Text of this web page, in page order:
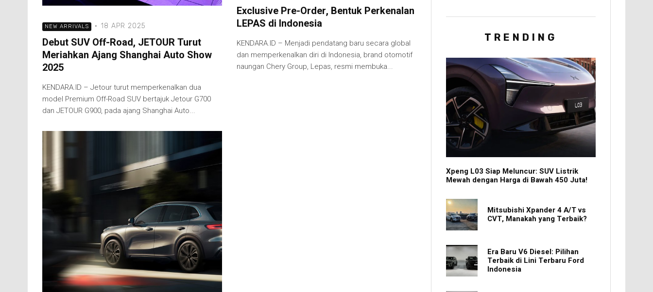
NEW ARRIVALS · 18 APR 2025
Debut SUV Off-Road, JETOUR Turut
Meriahkan Ajang Shanghai Auto Show
2025
KENDARA.ID – Jetour turut memperkenalkan dua
model Premium Off-Road SUV bertajuk Jetour G700
dan JETOUR G900, pada ajang Shanghai Auto...
Exclusive Pre-Order, Bentuk Perkenalan
LEPAS di Indonesia
KENDARA.ID – Menjadi pendatang baru secara global
dan memperkenalkan diri di Indonesia, brand otomotif
naungan Chery Group, Lepas, resmi membuka...
TRENDING
Xpeng L03 Siap Meluncur: SUV Listrik
Mewah dengan Harga di Bawah 450 Juta!
Mitsubishi Xpander 4 A/T vs
CVT, Manakah yang Terbaik?
Era Baru V6 Diesel: Pilihan
Terbaik di Lini Terbaru Ford
Indonesia